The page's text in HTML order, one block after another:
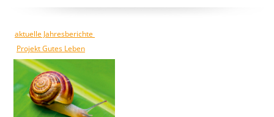
aktuelle Jahresberichte
Projekt Gutes Leben